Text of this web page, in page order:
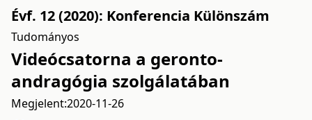
Évf. 12 (2020): Konferencia Különszám
Tudományos
Videócsatorna a geronto-
andragógia szolgálatában
Megjelent:2020-11-26